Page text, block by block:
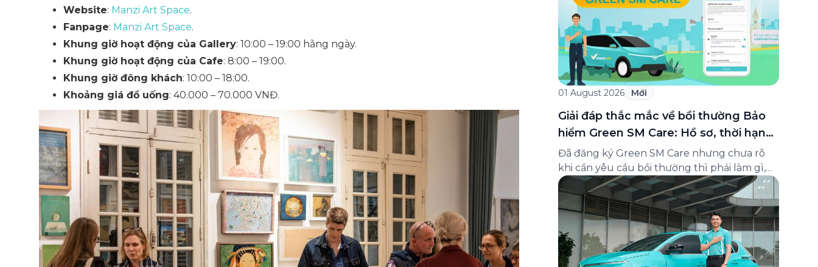
Website: Manzi Art Space.
Fanpage: Manzi Art Space.
Khung giờ hoạt động của Gallery: 10:00 – 19:00 hằng ngày.
Khung giờ hoạt động của Cafe: 8:00 – 19:00.
Khung giờ đông khách: 10:00 – 18:00.
Khoảng giá đồ uống: 40.000 – 70.000 VNĐ.
Nhân kỷ niệm 33 năm thành lập (8/8/1993
đến 8/8/2026), Green SM trân […]
01 August 2026 Mới
Giải đáp thắc mắc về bồi thường Bảo
hiểm Green SM Care: Hồ sơ, thời hạn
và cách liên hệ hỗ trợ
Đã đăng ký Green SM Care nhưng chưa rõ
khi cần yêu cầu bồi thường thì phải làm gì,
hồ sơ ra sao, hay giấy chứng nhận bảo hiểm
tìm ở đâu? Bài viết này tổng hợp đầy đủ các
câu hỏi thường gặp nhất về quy trình bồi
thường và hỗ trợ của Green […]